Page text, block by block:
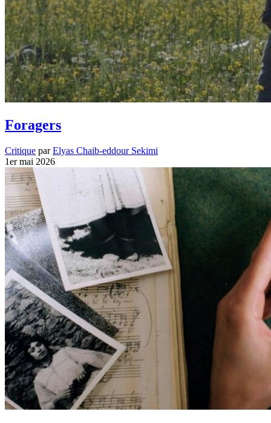
Foragers
Critique par Elyas Chaib-eddour Sekimi
1er mai 2026